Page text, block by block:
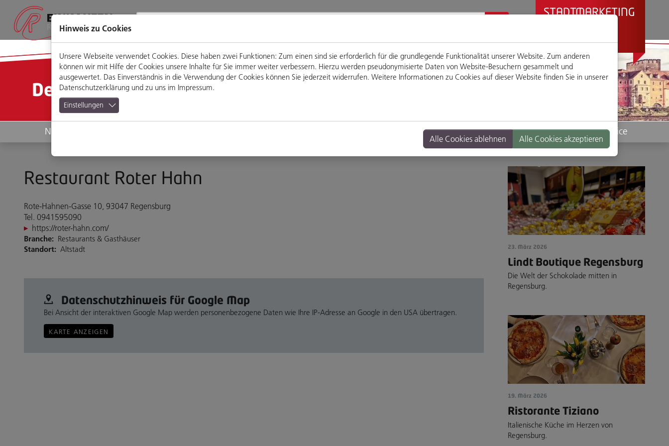
Seiteninhalt
Hauptmenü
Footermenü
Website-
Suche
STADTMARKETING
PRÄSENTIERT
Detailansicht
News Veranstaltungen Standorte Service
Restaurant Roter Hahn
Rote-Hahnen-Gasse 10, 93047 Regensburg
Tel. 0941595090
https://roter-hahn.com/
Branche: Restaurants & Gasthäuser
Standort: Altstadt
Datenschutz­hinweis für Google Map
Bei Ansicht der interaktiven Google Map werden personenbezogene Daten wie Ihre IP-Adresse an Google in den USA übertragen.
KARTE ANZEIGEN
23. März 2026
Lindt Boutique Regensburg
Die Welt der Schokolade mitten in
Regensburg.
19. März 2026
Ristorante Tiziano
Italienische Küche im Herzen von
Regensburg.
Hinweis zu Cookies
Unsere Webseite verwendet Cookies. Diese haben zwei Funktionen: Zum einen sind sie erforderlich für die grundlegende Funktionalität unserer Website. Zum anderen
können wir mit Hilfe der Cookies unsere Inhalte für Sie immer weiter verbessern. Hierzu werden pseudonymisierte Daten von Website-Besuchern gesammelt und
ausgewertet. Das Einverständnis in die Verwendung der Cookies können Sie jederzeit widerrufen. Weitere Informationen zu Cookies auf dieser Website finden Sie in unserer
Datenschutzerklärung und zu uns im Impressum.
Einstellungen
Alle Cookies ablehnen Alle Cookies akzeptieren